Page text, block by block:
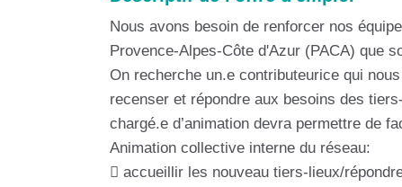
Nous avons besoin de renforcer nos
Provence-Alpes-Côte d'Azur (PACA) que
On recherche un.e contributeurice qui
recenser et répondre aux besoins des
chargé.e d’animation devra permettre de
Animation collective interne du réseau:
 accueillir les nouveau tiers-lieux/